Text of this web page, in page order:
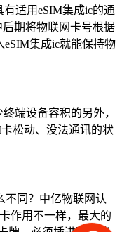
适用eSIM集成ic的通
后期将物联网卡号根据
eSIM集成ic就能保持物
端设备容积的另外，
卡松动、没法通讯的状
同？ 中亿物联网认
卡作用 不一样，最大的